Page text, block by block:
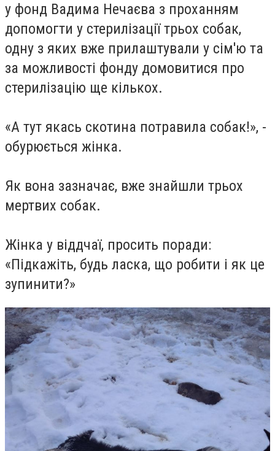
у фонд Вадима Нечаєва з проханням
допомогти у стерилізації трьох собак,
одну з яких вже прилаштували у сім'ю та
за можливості фонду домовитися про
стерилізацію ще кількох.
«А тут якась скотина потравила собак!», -
обурюється жінка.
Як вона зазначає, вже знайшли трьох
мертвих собак.
Жінка у віддчаї, просить поради:
«Підкажіть, будь ласка, що робити і як це
зупинити?»